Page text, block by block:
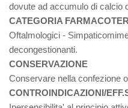
dovute ad accumulo di calcio
CATEGORIA
Oftalmologici -
decongestionanti.
CONSERVAZIONE
Conservare nella confezione
CONTROINDICAZIONI/